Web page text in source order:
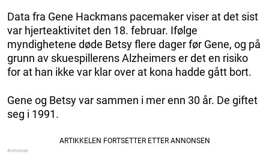
Data fra Gene Hackmans pacemaker viser at det sist
var hjerteaktivitet den 18. februar. Ifølge
myndighetene døde Betsy flere dager før Gene, og på
grunn av skuespillerens Alzheimers er det en risiko
for at han ikke var klar over at kona hadde gått bort.
Gene og Betsy var sammen i mer enn 30 år. De giftet
seg i 1991.